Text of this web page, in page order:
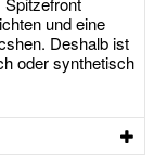
und eine
Deshalb ist
oder synthetisch